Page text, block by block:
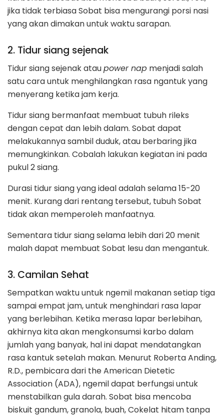
jika tidak terbiasa Sobat bisa mengurangi porsi nasi
yang akan dimakan untuk waktu sarapan.
2. Tidur siang sejenak
Tidur siang sejenak ataupower nap menjadi salah
satu cara untuk menghilangkan rasa ngantuk yang
menyerang ketika jam kerja.
Tidur siang bermanfaat membuat tubuh rileks
dengan cepat dan lebih dalam. Sobat dapat
melakukannya sambil duduk, atau berbaring jika
memungkinkan. Cobalah lakukan kegiatan ini pada
pukul 2 siang.
Durasi tidur siang yang ideal adalah selama 15-20
menit. Kurang dari rentang tersebut, tubuh Sobat
tidak akan memperoleh manfaatnya.
Sementara tidur siang selama lebih dari 20 menit
malah dapat membuat Sobat lesu dan mengantuk.
3. Camilan Sehat
Sempatkan waktu untuk ngemil makanan setiap tiga
sampai empat jam, untuk menghindari rasa lapar
yang berlebihan. Ketika merasa lapar berlebihan,
akhirnya kita akan mengkonsumsi karbo dalam
jumlah yang banyak, hal ini dapat mendatangkan
rasa kantuk setelah makan. Menurut Roberta Anding,
R.D., pembicara dari the American Dietetic
Association (ADA), ngemil dapat berfungsi untuk
menstabilkan gula darah. Sobat bisa mencoba
biskuit gandum, granola, buah, Cokelat hitam tanpa